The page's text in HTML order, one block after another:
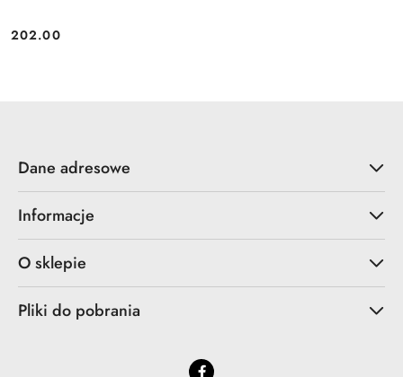
Cena:
202.00
Dane adresowe
Informacje
O sklepie
Pliki do pobrania